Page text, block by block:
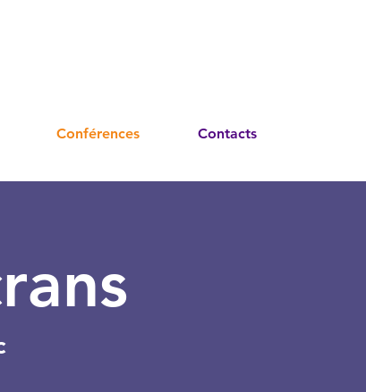
Conférences Contacts